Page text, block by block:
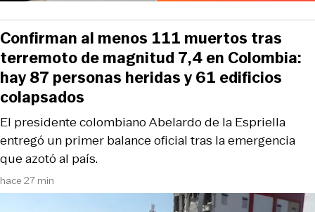
hace 27 min
El presidente colombiano Abelardo de la Espriella
entregó un primer balance oficial tras la emergencia
que azotó al país.
Confirman al menos 111 muertos tras
terremoto de magnitud 7,4 en Colombia:
hay 87 personas heridas y 61 edificios
colapsados